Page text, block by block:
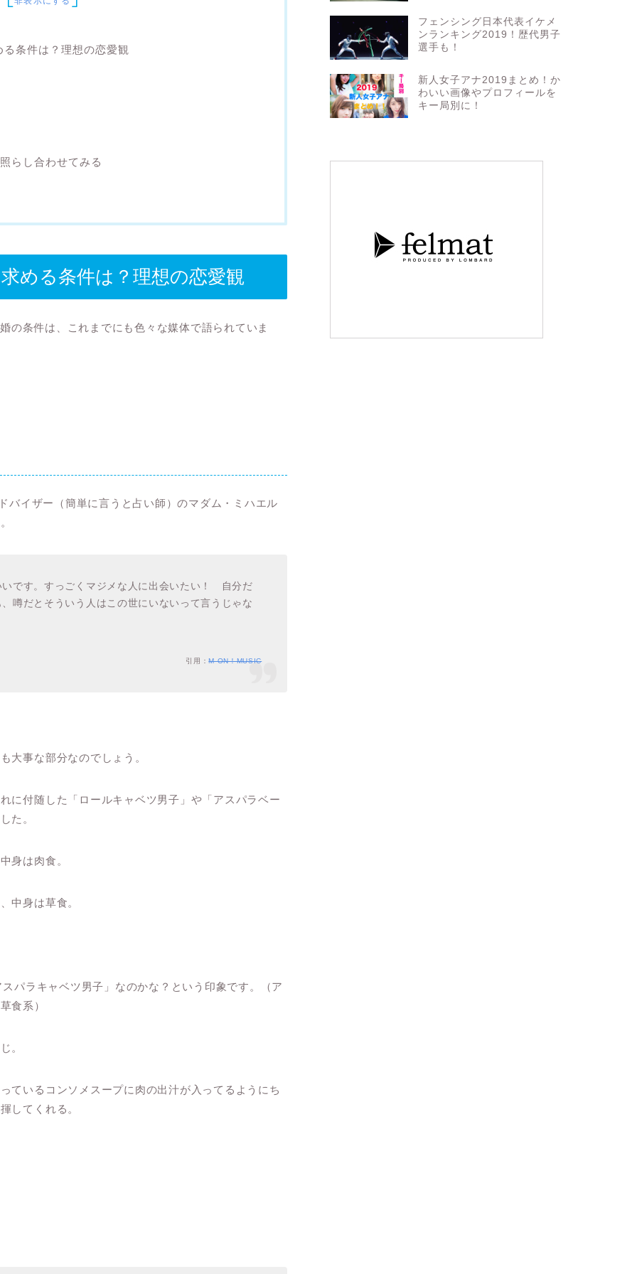
条件は？理想の恋愛観
らし合わせてみる
める条件は？理想の恋愛観
の条件は、これまでにも色々な媒体で語られていま
バイザー（簡単に言うと占い師）のマダム・ミハエル
です。すっごくマジメな人に出会いたい！ 自分だ
噂だとそういう人はこの世にいないって言うじゃな
引用：M-ON！MUSIC
大事な部分なのでしょう。
に付随した「ロールキャベツ男子」や「アスパラベー
た。
身は肉食。
中身は草食。
パラキャベツ男子」なのかな？という印象です。（ア
食系）
。
ているコンソメスープに肉の出汁が入ってるようにち
してくれる。
フェンシング日本代表イケメ
ンランキング2019！歴代男子
選手も！
新人女子アナ2019まとめ！か
わいい画像やプロフィールを
キー局別に！